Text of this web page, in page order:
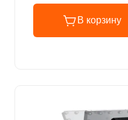
В корзину